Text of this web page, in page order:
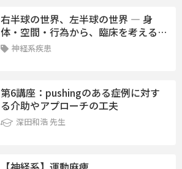
右半球の世界、左半球の世界 ― 身
体・空間・行為から、臨床を考える
― 神経系疾患
第6講座：pushingのある症例に対す
る介助やアプローチの工夫
深田和浩 先生